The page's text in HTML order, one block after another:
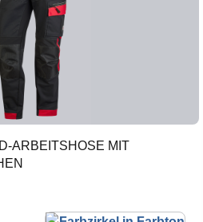
ARBEITSHOSE MIT